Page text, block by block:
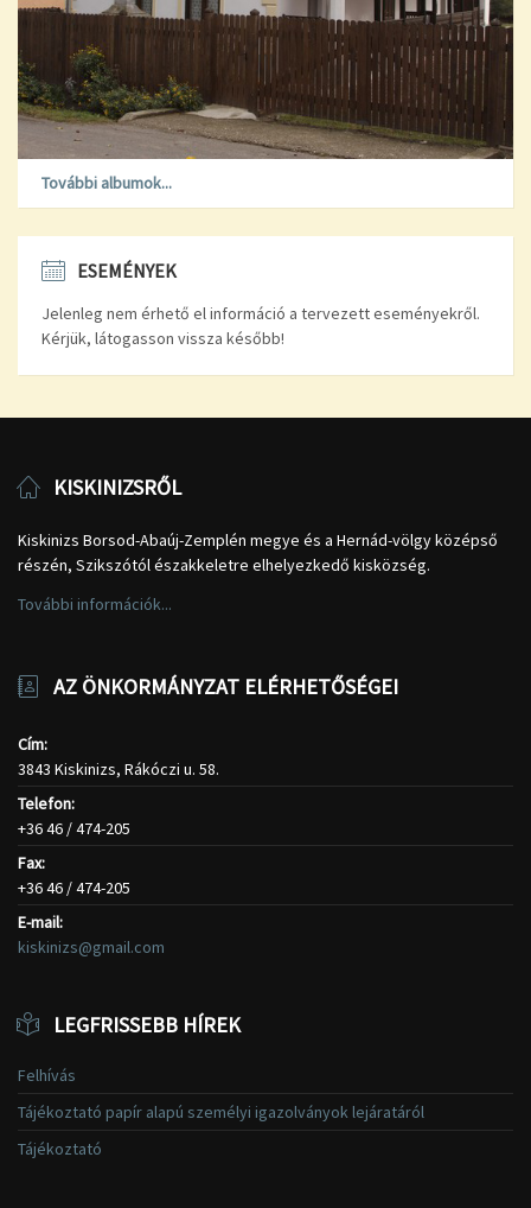
További albumok...
ESEMÉNYEK
Jelenleg nem érhető el információ a tervezett eseményekről.
Kérjük, látogasson vissza később!
KISKINIZSRŐL
Kiskinizs Borsod-Abaúj-Zemplén megye és a Hernád-völgy középső
részén, Szikszótól északkeletre elhelyezkedő kisközség.
További információk...
AZ ÖNKORMÁNYZAT ELÉRHETŐSÉGEI
Cím:
3843 Kiskinizs, Rákóczi u. 58.
Telefon:
+36 46 / 474-205
Fax:
+36 46 / 474-205
E-mail:
kiskinizs@gmail.com
LEGFRISSEBB HÍREK
Felhívás
Tájékoztató papír alapú személyi igazolványok lejáratáról
Tájékoztató